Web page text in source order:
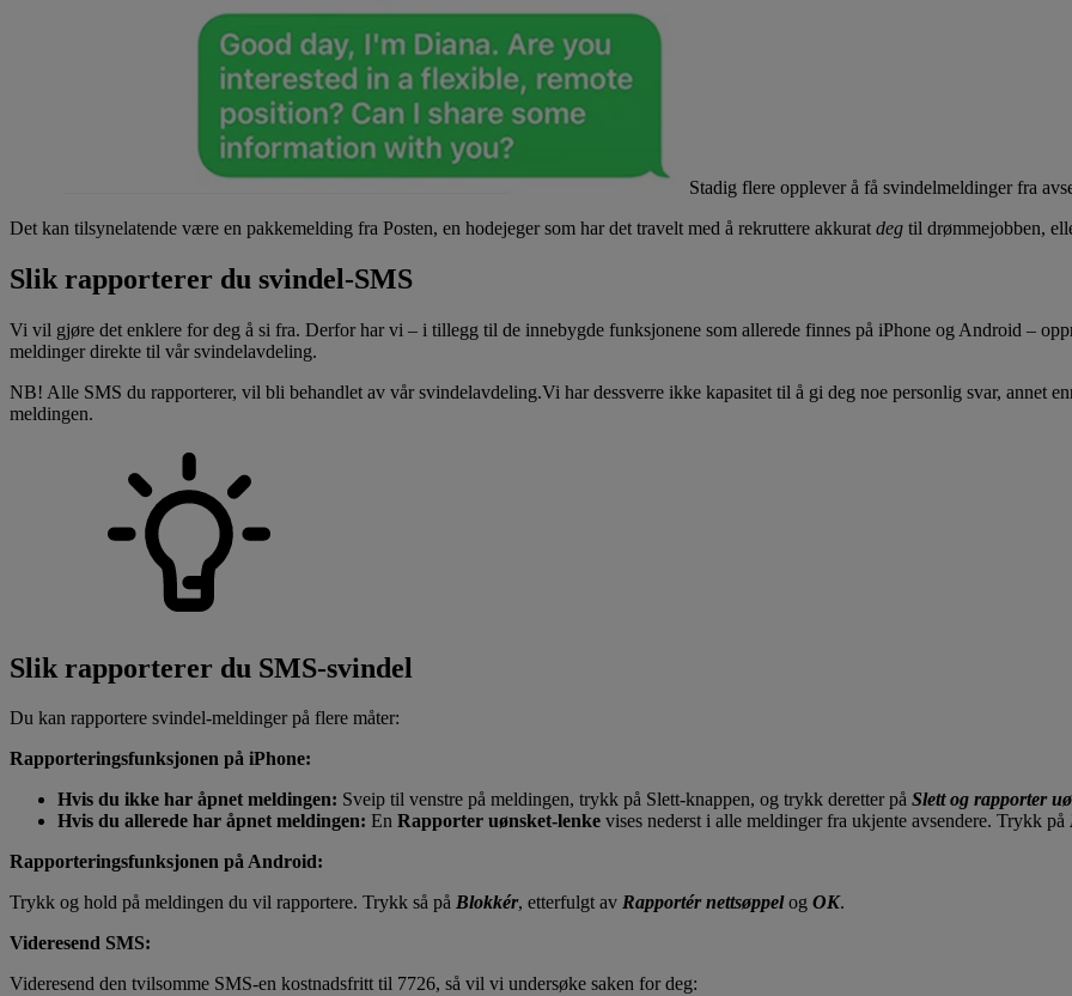
Stadig flere opplever å få svindelmeldinger fra
Det kan tilsynelatende være en pakkemelding fra Posten, en hodejeger som har det travelt med å rekruttere akkurat deg til drømmejobben,
Slik rapporterer du svindel-SMS
Vi vil gjøre det enklere for deg å si fra. Derfor har vi – i tillegg til de innebygde funksjonene som allerede finnes på iPhone og Android –
meldinger direkte til vår svindelavdeling.
NB! Alle SMS du rapporterer, vil bli behandlet av vår svindelavdeling.Vi har dessverre ikke kapasitet til å gi deg noe personlig svar, annet
meldingen.
Slik rapporterer du SMS-svindel
Du kan rapportere svindel-meldinger på flere måter:
Rapporteringsfunksjonen på iPhone:
Hvis du ikke har åpnet meldingen: Sveip til venstre på meldingen, trykk på Slett-knappen, og trykk deretter på Slett og rapporter
Hvis du allerede har åpnet meldingen: En Rapporter uønsket-lenke vises nederst i alle meldinger fra ukjente avsendere. Trykk på
Rapporteringsfunksjonen på Android:
Trykk og hold på meldingen du vil rapportere. Trykk så på Blokkér, etterfulgt av Rapportér nettsøppelog OK.
Videresend SMS:
Videresend den tvilsomme SMS-en kostnadsfritt til 7726, så vil vi undersøke saken for deg: